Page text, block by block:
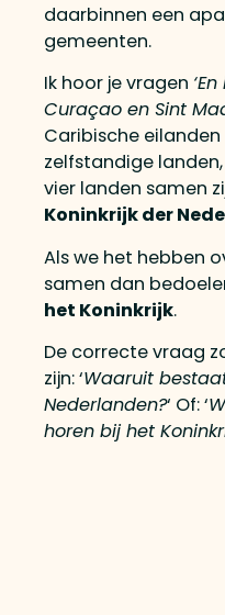
daarbinnen een
gemeenten.
Ik hoor je vragen
Curaçao en Sint
Caribische
zelfstandige
vier landen samen
Koninkrijk der
Als we het hebben
samen dan
het Koninkrijk.
De correcte vraag
zijn: ‘Waaruit
Nederlanden?‘ Of: ‘
horen bij het